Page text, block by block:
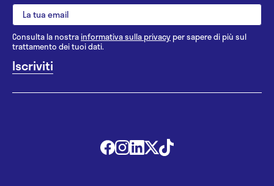
Consulta la nostrainformativa sulla privacy per sapere di più sul
trattamento dei tuoi dati.